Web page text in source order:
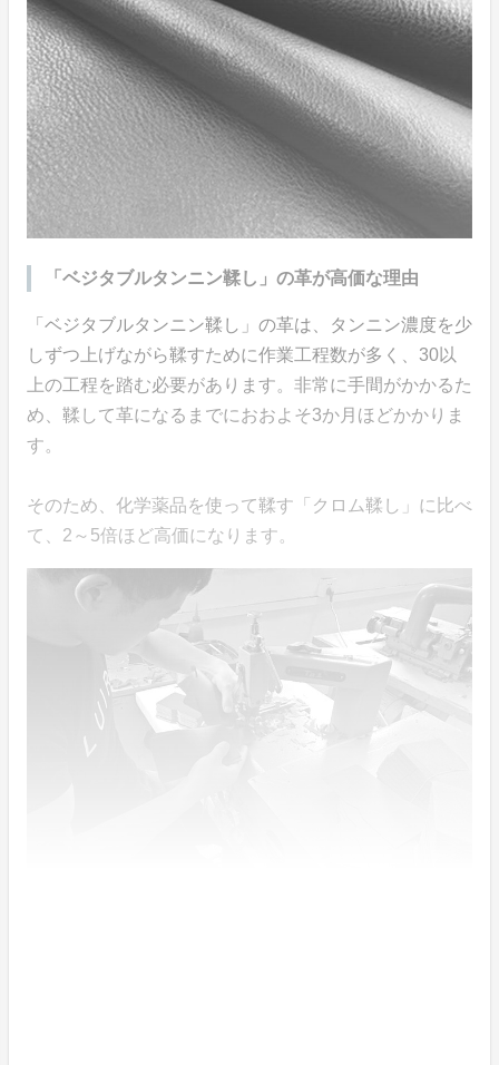
「ベジタブルタンニン鞣し」の革が高価な理由
「ベジタブルタンニン鞣し」の革は、タンニン濃度を少
しずつ上げながら鞣すために作業工程数が多く、30以
上の工程を踏む必要があります。非常に手間がかかるた
め、鞣して革になるまでにおおよそ3か月ほどかかりま
す。
そのため、化学薬品を使って鞣す「クロム鞣し」に比べ
て、2～5倍ほど高価になります。